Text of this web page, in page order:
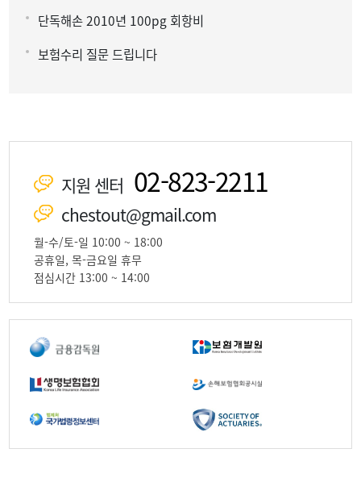
단독해손 2010년 100pg 회항비
보험수리 질문 드립니다
지원 센터 02-823-2211
chestout@gmail.com
월-수/토-일 10:00 ~ 18:00
공휴일, 목-금요일 휴무
점심시간 13:00 ~ 14:00